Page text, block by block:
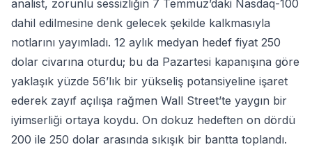
analist, zorunlu sessizliğin 7 Temmuz’daki Nasdaq-100
dahil edilmesine denk gelecek şekilde kalkmasıyla
notlarını yayımladı. 12 aylık medyan hedef fiyat 250
dolar civarına oturdu; bu da Pazartesi kapanışına göre
yaklaşık yüzde 56’lık bir yükseliş potansiyeline işaret
ederek zayıf açılışa rağmen Wall Street’te yaygın bir
iyimserliği ortaya koydu. On dokuz hedeften on dördü
200 ile 250 dolar arasında sıkışık bir bantta toplandı.